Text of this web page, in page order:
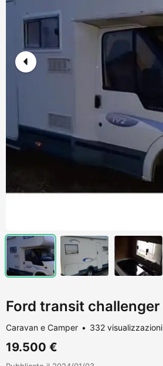
Ford transit challenger
Caravan e Camper 332 visualizzazioni
19.500 €